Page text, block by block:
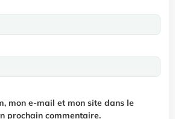
mon e-mail et mon site dans le
prochain commentaire.